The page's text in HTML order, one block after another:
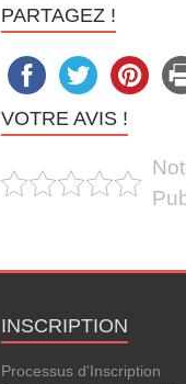
PARTAGEZ !
VOTRE AVIS !
INSCRIPTION
Processus d'Inscription